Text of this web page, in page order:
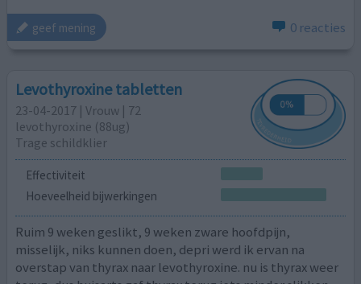
geef mening 0 reacties
Levothyroxine tabletten
23-04-2017 | Vrouw | 72
levothyroxine (88ug)
Trage schildklier
Effectiviteit
Hoeveelheid bijwerkingen
Ruim 9 weken geslikt, 9 weken zware hoofdpijn,
misselijk, niks kunnen doen, depri werd ik ervan na
overstap van thyrax naar levothyroxine. nu is thyrax weer